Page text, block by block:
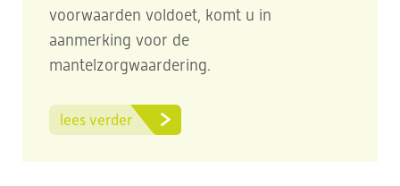
voorwaarden voldoet, komt u in
aanmerking voor de
mantelzorgwaardering.
lees verder